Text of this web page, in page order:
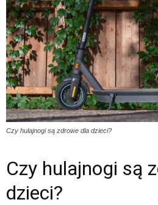
Czy hulajnogi są zdrowe dla dzieci?
Czy hulajnogi są
dzieci?